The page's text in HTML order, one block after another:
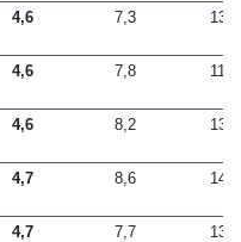
4,6 7,3 13,8
4,6 7,8 11,9
4,6 8,2 13,4
4,7 8,6 14,4
4,7 7,7 13,3